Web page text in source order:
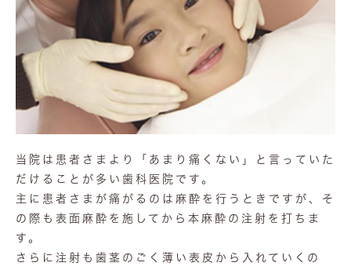
当院は患者さまより「あまり痛くない」と言っていた
だけることが多い歯科医院です。
主に患者さまが痛がるのは麻酔を行うときですが、そ
の際も表面麻酔を施してから本麻酔の注射を打ちま
す。
さらに注射も歯茎のごく薄い表皮から入れていくの